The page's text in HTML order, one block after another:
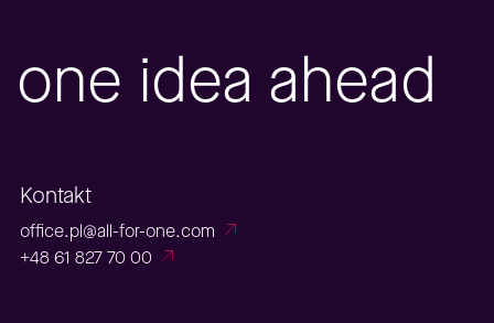
one idea ahead
Kontakt
office.pl@all-for-one.com
+48 61 827 70 00